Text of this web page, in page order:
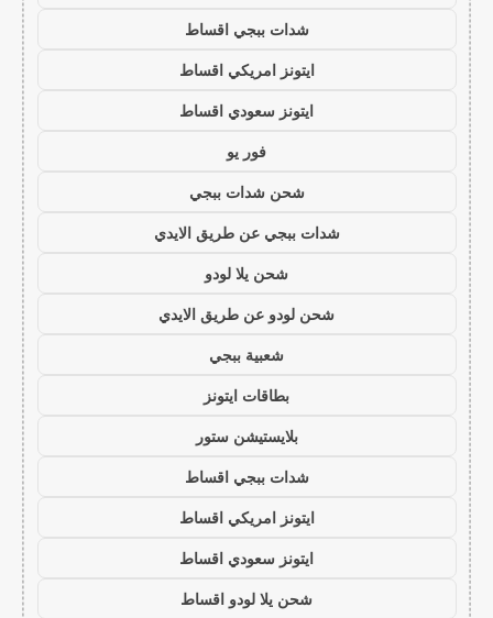
شدات ببجي اقساط
ايتونز امريكي اقساط
ايتونز سعودي اقساط
فور يو
شحن شدات ببجي
شدات ببجي عن طريق الايدي
شحن يلا لودو
شحن لودو عن طريق الايدي
شعبية ببجي
بطاقات ايتونز
بلايستيشن ستور
شدات ببجي اقساط
ايتونز امريكي اقساط
ايتونز سعودي اقساط
شحن يلا لودو اقساط